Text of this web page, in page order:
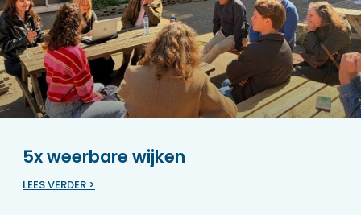
5x weerbare wijken
LEES VERDER >